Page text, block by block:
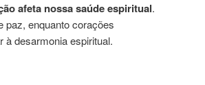
afeta nossa saúde espiritual.
paz, enquanto corações
à desarmonia espiritual.